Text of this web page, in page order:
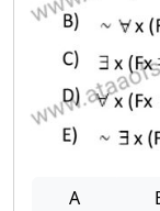
A